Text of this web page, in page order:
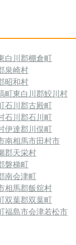
白川郡棚倉町
泉崎村
昭和村
町東白川郡鮫川村
石川郡古殿町
石川郡石川町
伊達郡川俣町
南相馬市田村市
郡天栄村
磐梯町
南会津町
相馬郡飯舘村
双葉郡双葉町
福島市会津若松市